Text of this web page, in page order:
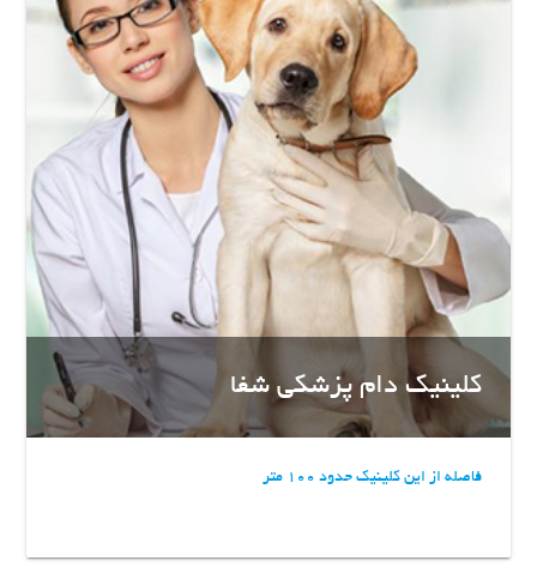
کلینیک دام پزشکی شفا
فاصله از این کلینیک حدود 100 متر